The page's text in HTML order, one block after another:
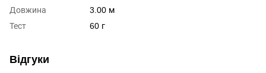
Довжина
3.00 м
Тест
60 г
Відгуки